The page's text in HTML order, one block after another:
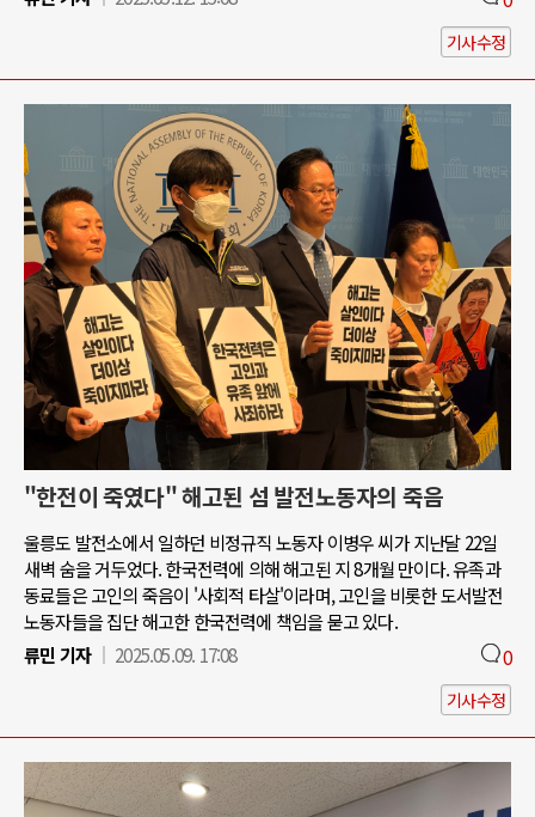
기사수정
"한전이 죽였다" 해고된 섬 발전노동자의 죽음
울릉도 발전소에서 일하던 비정규직 노동자 이병우 씨가 지난달 22일
새벽 숨을 거두었다. 한국전력에 의해 해고된 지 8개월 만이다. 유족과
동료들은 고인의 죽음이 '사회적 타살'이라며, 고인을 비롯한 도서발전
노동자들을 집단 해고한 한국전력에 책임을 묻고 있다.
류민 기자
2025.05.09. 17:08 0
기사수정